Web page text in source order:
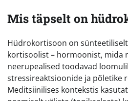
Mis täpselt on
Hüdrokortisoon on
kortisoolist – hormoonist, mida
neerupealised toodavad
stressireaktsioonide ja põletike
Meditsiinilises kontekstis